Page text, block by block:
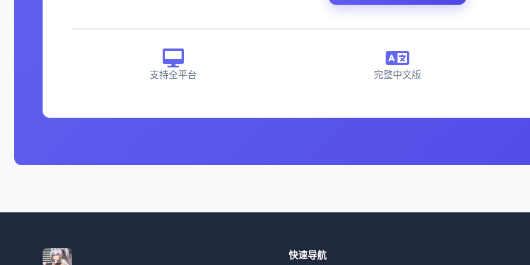
支持全平台 完整中文版
快速导航